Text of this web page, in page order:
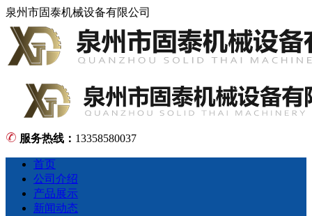
泉州市固泰机械设备有限公司
服务热线： 13358580037
首页
公司介绍
产品展示
新闻动态